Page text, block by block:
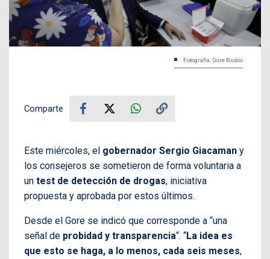
Fotografía: Gore Biobío
Comparte
Este miércoles, el gobernador Sergio Giacaman y
los consejeros se sometieron de forma voluntaria a
un test de detección de drogas, iniciativa
propuesta y aprobada por estos últimos.
Desde el Gore se indicó que corresponde a “una
señal de probidad y transparencia“. “La idea es
que esto se haga, a lo menos, cada seis meses,